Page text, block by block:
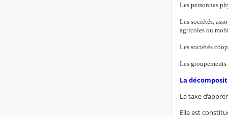
Les personnes
Les sociétés,
agricoles ou
Les sociétés
Les
La
La taxe
Elle est